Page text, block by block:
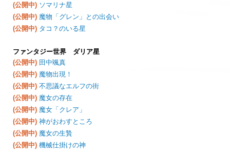
(公開中) ソマリナ星
(公開中) 魔物「グレン」との出会い
(公開中) タコ？のいる星
ファンタジー世界 ダリア星
(公開中) 田中颯真
(公開中) 魔物出現！
(公開中) 不思議なエルフの街
(公開中) 魔女の存在
(公開中) 魔女「クレア」
(公開中) 神がおわすところ
(公開中) 魔女の生贄
(公開中) 機械仕掛けの神